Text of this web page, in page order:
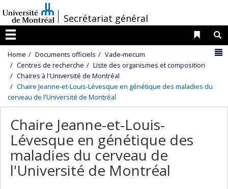
au
contenu
/
Secrétariat général
Menu
Liens
Home Documents officiels
Vade-mecum
Centres de recherche
Liste des organismes et composition
Chaires à l'Université de Montréal
Chaire Jeanne-et-Louis-Lévesque en génétique des maladies du
cerveau de l'Université de Montréal
Chaire Jeanne-et-Louis-
Lévesque en génétique des
maladies du cerveau de
l'Université de Montréal